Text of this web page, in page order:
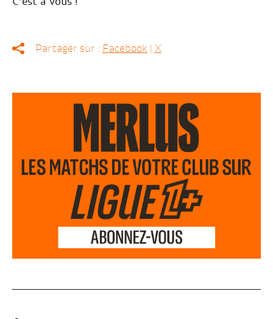
C’est à vous !
Partager sur : Facebook| X